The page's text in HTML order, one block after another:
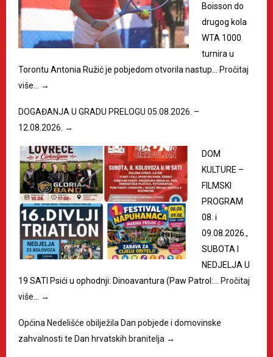
Boisson do
drugog kola
WTA 1000
turnira u
Torontu Antonia Ružić je pobjedom otvorila nastup… Pročitaj
više…
→
DOGAĐANJA U GRADU PRELOGU 05.08.2026. –
12.08.2026. →
DOM
KULTURE –
FILMSKI
PROGRAM
08. i
09.08.2026.,
SUBOTA I
NEDJELJA U
19 SATI Psići u ophodnji: Dinoavantura (Paw Patrol:… Pročitaj
više…
→
Općina Nedelišće obilježila Dan pobjede i domovinske
zahvalnosti te Dan hrvatskih branitelja →